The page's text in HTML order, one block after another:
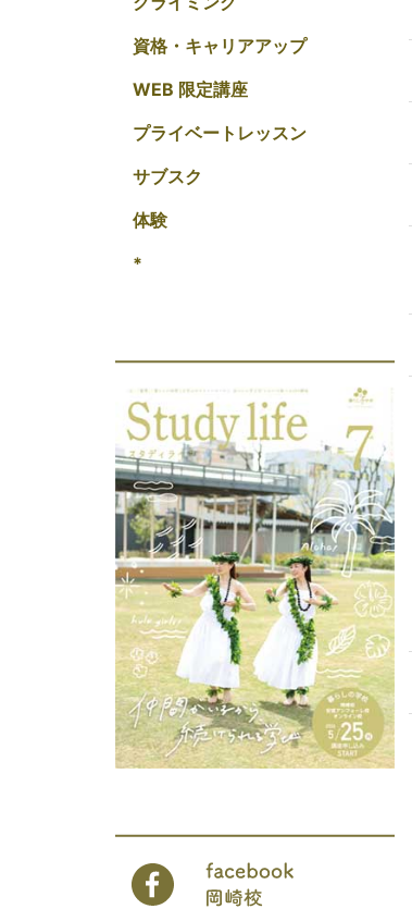
資格・キャリアアップ
WEB 限定講座
プライベートレッスン
サブスク
体験
*